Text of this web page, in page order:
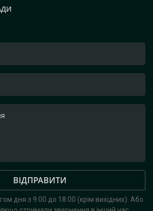
ВІДПРАВИТИ
дня з 9:00 до 18:00 (крім вихідних). Або